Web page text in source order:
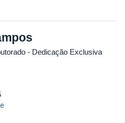
- Dedicação Exclusiva